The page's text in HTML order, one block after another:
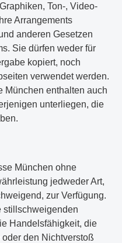
Ton-, Video-
Arrangements
anderen Gesetzen
Sie dürfen weder für
kopiert, noch
verwendet werden.
München enthalten auch
unterliegen, die
München ohne
jedweder Art,
zur Verfügung.
stillschweigenden
Handelsfähigkeit, die
den Nichtverstoß